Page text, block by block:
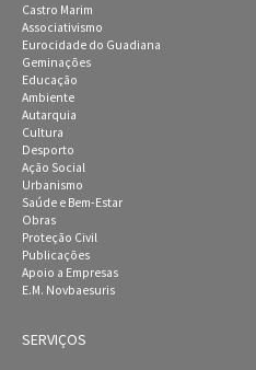
Castro Marim
Associativismo
Eurocidade do Guadiana
Geminações
Educação
Ambiente
Autarquia
Cultura
Desporto
Ação Social
Urbanismo
Saúde e Bem-Estar
Obras
Proteção Civil
Publicações
Apoio a Empresas
E.M. Novbaesuris
SERVIÇOS